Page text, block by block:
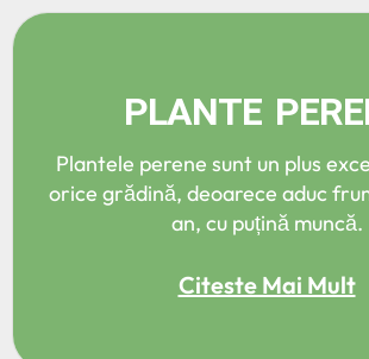
PLANTE
Plantele perene sunt un plus
orice grădină, deoarece aduc
an, cu puțină muncă.
Citeste Mai Mult